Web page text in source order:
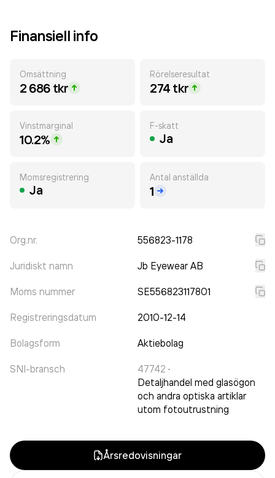
Finansiell info
Omsättning
2 686 tkr
Rörelseresultat
274 tkr
Vinstmarginal
10.2%
F-skatt
Ja
Momsregistrering
Ja
Antal anställda
1
Org.nr. 556823-1178
Juridiskt namn Jb Eyewear AB
Moms nummer SE556823117801
Registreringsdatum 2010-12-14
Bolagsform Aktiebolag
SNI-bransch 47742 ·
Detaljhandel med glasögon
och andra optiska artiklar
utom fotoutrustning
Årsredovisningar